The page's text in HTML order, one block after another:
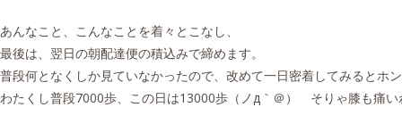
あんなこと、こんなことを着々とこなし、
最後は、翌日の朝配達便の積込みで締めます。
普段何となくしか見ていなかったので、改めて一日密着してみるとホ
わたくし普段7000歩、この日は13000歩（ノд｀＠） そりゃ膝も痛い